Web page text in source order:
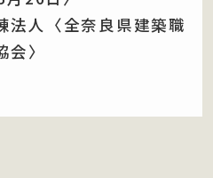
法人〈全奈良県建築職
〉